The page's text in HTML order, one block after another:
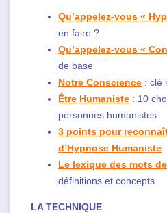
Qu’appelez-vous «
en faire ?
Qu’appelez-vous «
de base
Notre Conscience : clé
Être Humaniste : 10
personnes humanistes
3 points pour
d’Hypnose Humaniste
Le lexique des mots
définitions et concepts
LA TECHNIQUE